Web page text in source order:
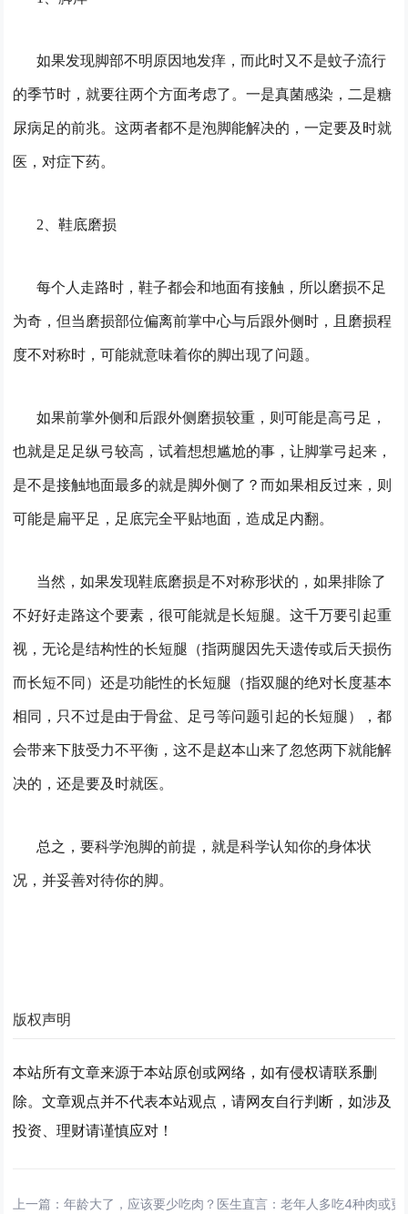
如果发现脚部不明原因地发痒，而此时又不是蚊子流行
的季节时，就要往两个方面考虑了。一是真菌感染，二是糖
尿病足的前兆。这两者都不是泡脚能解决的，一定要及时就
医，对症下药。
2、鞋底磨损
每个人走路时，鞋子都会和地面有接触，所以磨损不足
为奇，但当磨损部位偏离前掌中心与后跟外侧时，且磨损程
度不对称时，可能就意味着你的脚出现了问题。
如果前掌外侧和后跟外侧磨损较重，则可能是高弓足，
也就是足足纵弓较高，试着想想尴尬的事，让脚掌弓起来，
是不是接触地面最多的就是脚外侧了？而如果相反过来，则
可能是扁平足，足底完全平贴地面，造成足内翻。
当然，如果发现鞋底磨损是不对称形状的，如果排除了
不好好走路这个要素，很可能就是长短腿。这千万要引起重
视，无论是结构性的长短腿（指两腿因先天遗传或后天损伤
而长短不同）还是功能性的长短腿（指双腿的绝对长度基本
相同，只不过是由于骨盆、足弓等问题引起的长短腿），都
会带来下肢受力不平衡，这不是赵本山来了忽悠两下就能解
决的，还是要及时就医。
总之，要科学泡脚的前提，就是科学认知你的身体状
况，并妥善对待你的脚。
版权声明
本站所有文章来源于本站原创或网络，如有侵权请联系删
除。文章观点并不代表本站观点，请网友自行判断，如涉及
投资、理财请谨慎应对！
上一篇：年龄大了，应该要少吃肉？医生直言：老年人多吃4种肉或更